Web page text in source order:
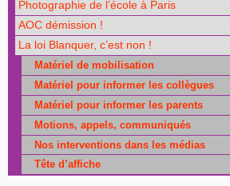
Photographie de l’école à Paris
AOC démission !
La loi Blanquer, c’est non !
Matériel de mobilisation
Matériel pour informer les collègues
Matériel pour informer les parents
Motions, appels, communiqués
Nos interventions dans les médias
Tête d’affiche